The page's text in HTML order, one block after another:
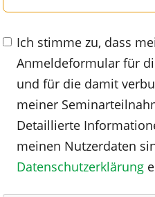
Ich stimme zu, dass
Anmeldeformular für
und für die damit
meiner
Detaillierte
meinen Nutzerdaten
Datenschutzerklärung